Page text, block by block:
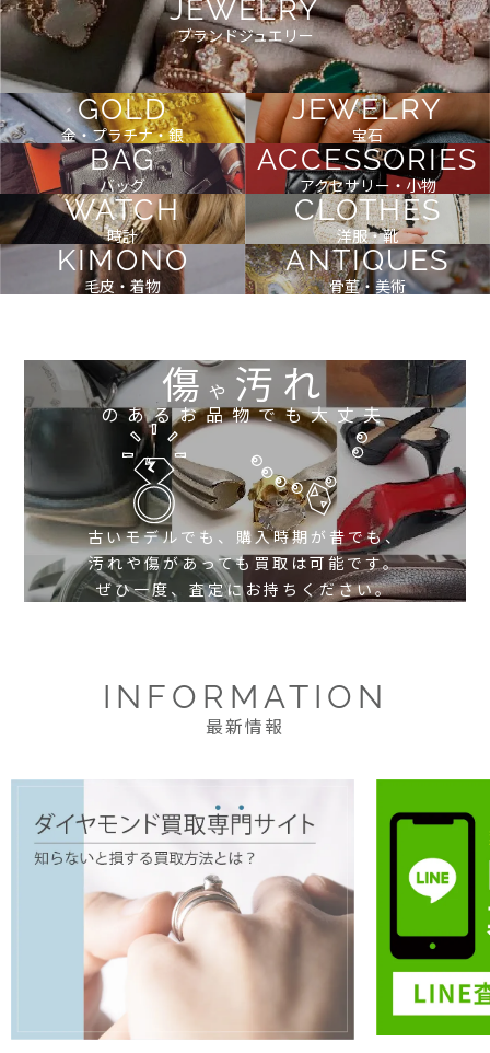
JEWELRY
ブランドジュエリー
GOLD
金・プラチナ・銀
JEWELRY
宝石
BAG
バッグ
ACCESSORIES
アクセサリー・小物
WATCH
時計
CLOTHES
洋服・靴
KIMONO
毛皮・着物
ANTIQUES
骨董・美術
傷や 汚れ
のあるお品物でも大丈夫
古いモデルでも、購入時期が昔でも、
汚れや傷があっても買取は可能です。
ぜひ一度、査定にお持ちください。
INFORMATION
最新情報